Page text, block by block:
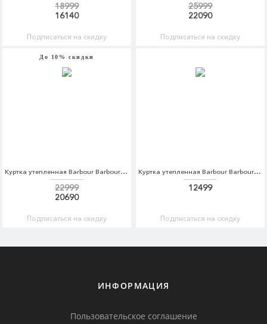
18999
16140
Подписаться на скидку
25999
22090
Подписаться на скидку
До 10% скидки
Куртка утепленная Barbour Barbour BA041EMCEAO1
22999
20690
Подписаться на скидку
Куртка утепленная Barbour Barbour BA041EMGOF01
12499
Подписаться на скидку
ИНФОРМАЦИЯ
Пользовательское соглашение